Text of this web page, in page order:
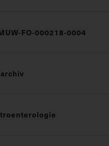
FO-000218-0004